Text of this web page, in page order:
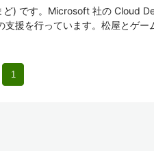
ど) です。Microsoft 社の Cloud
援を行っています。松屋とゲー
1